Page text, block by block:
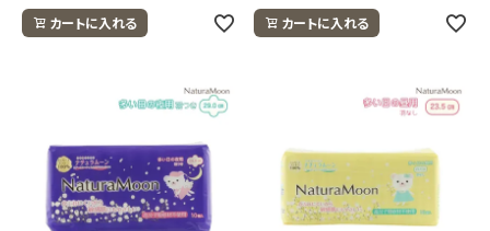
カートに入れる カートに入れる